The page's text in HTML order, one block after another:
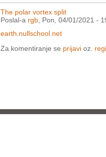
The polar vortex split
Poslal-a rgb , Pon, 04/01/2021 -
earth.nullschool.net
Za komentiranje se prijavi oz.